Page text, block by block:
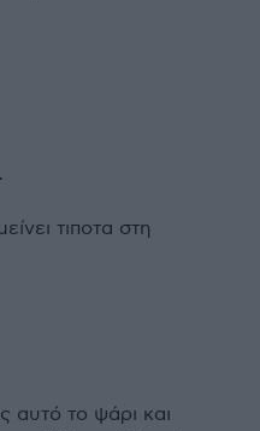
τιποτα στη
αυτό το ψάρι και